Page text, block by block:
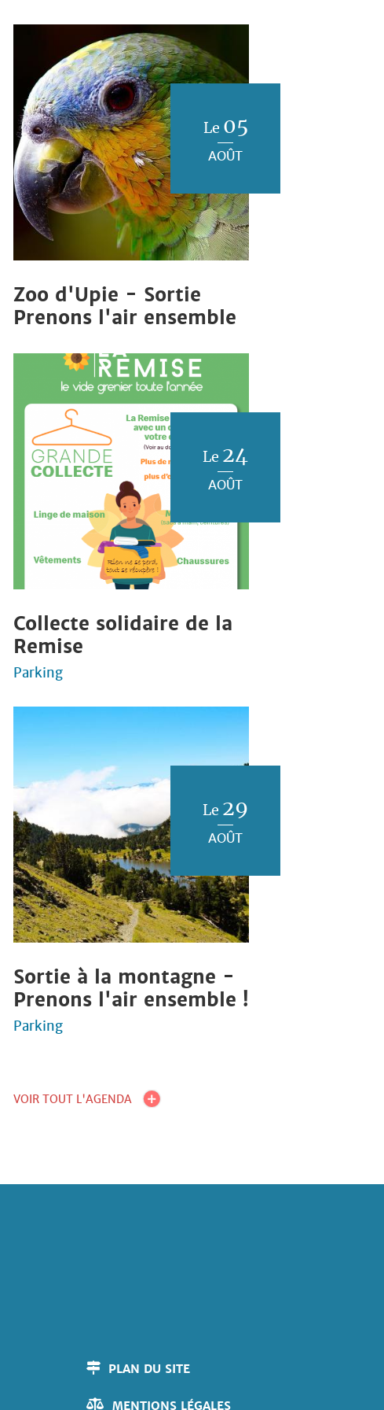
Le 05
AOÛT
Zoo d'Upie - Sortie
Prenons l'air ensemble
Le 24
AOÛT
Collecte solidaire de la
Remise
Parking
Le 29
AOÛT
Sortie à la montagne -
Prenons l'air ensemble !
Parking
VOIR TOUT L'AGENDA
PLAN DU SITE
MENTIONS LÉGALES